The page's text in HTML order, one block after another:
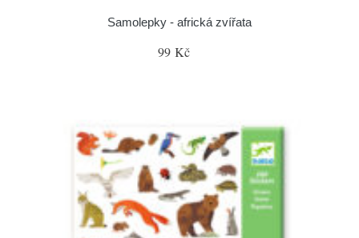
Samolepky - africká zvířata
99 Kč